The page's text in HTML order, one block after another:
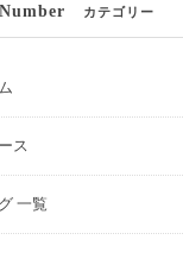
カテゴリー
ス
一覧